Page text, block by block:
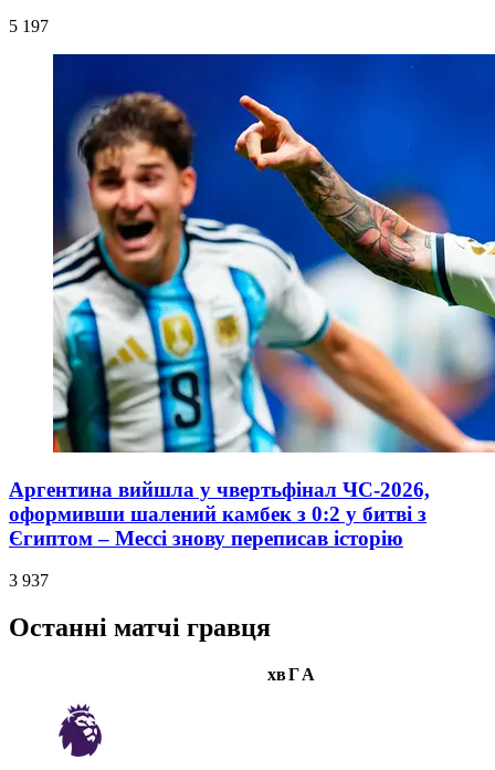
5 197
Аргентина вийшла у чвертьфінал ЧС-2026,
оформивши шалений камбек з 0:2 у битві з
Єгиптом – Мессі знову переписав історію
3 937
Останні матчі гравця
хвГА